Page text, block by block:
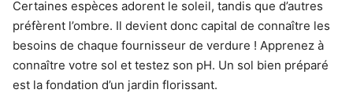
Certaines espèces adorent le soleil, tandis que d’autres
préfèrent l’ombre. Il devient donc capital de connaître les
besoins de chaque fournisseur de verdure ! Apprenez à
connaître votre sol et testez son pH. Un sol bien préparé
est la fondation d’un jardin florissant.